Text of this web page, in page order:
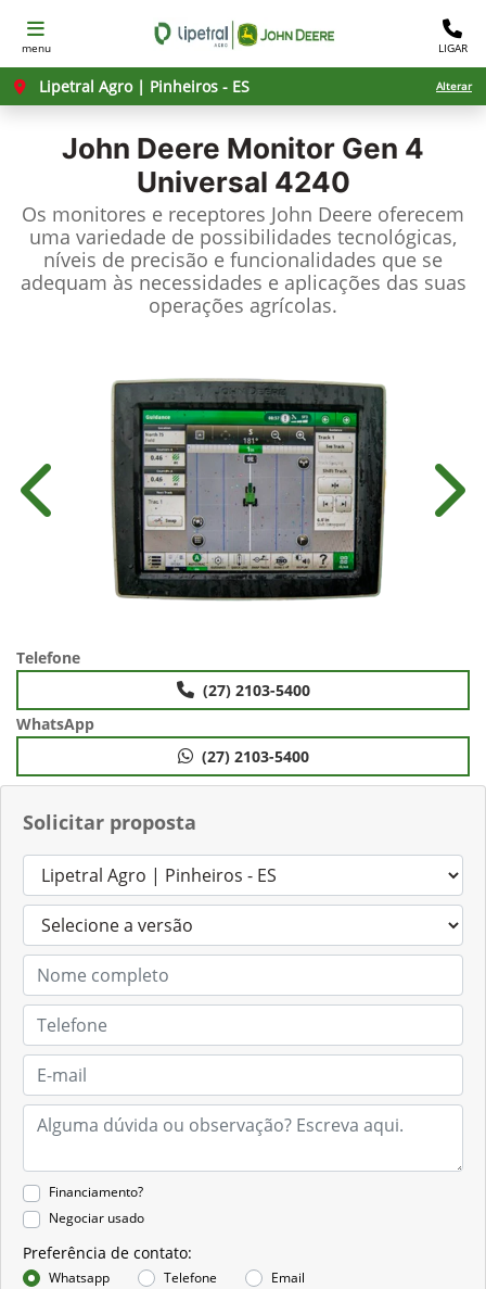
menu LIGAR
Lipetral Agro | Pinheiros - ES Alterar
John Deere Monitor Gen 4
Universal 4240
Os monitores e receptores John Deere oferecem
uma variedade de possibilidades tecnológicas,
níveis de precisão e funcionalidades que se
adequam às necessidades e aplicações das suas
operações agrícolas.
Solicitar proposta
Financiamento?
Negociar usado
Preferência de contato:
Whatsapp Telefone Email
Anterior
Telefone
(27) 2103-5400
WhatsApp
(27) 2103-5400